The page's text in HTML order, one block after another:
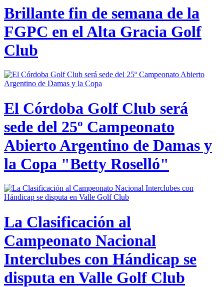
Brillante fin de semana de la
FGPC en el Alta Gracia Golf
Club
El Córdoba Golf Club será
sede del 25º Campeonato
Abierto Argentino de Damas y
la Copa "Betty Roselló"
La Clasificación al
Campeonato Nacional
Interclubes con Hándicap se
disputa en Valle Golf Club